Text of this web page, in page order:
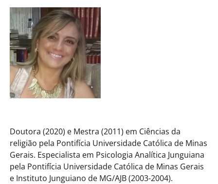
Doutora (2020) e Mestra (2011) em Ciências da
religião pela Pontifícia Universidade Católica de Minas
Gerais. Especialista em Psicologia Analítica Junguiana
pela Pontifícia Universidade Católica de Minas Gerais
e Instituto Junguiano de MG/AJB (2003-2004).